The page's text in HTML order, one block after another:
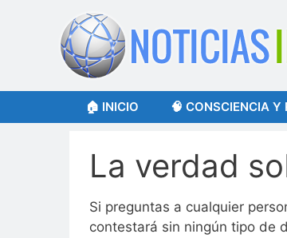
contenido
🏠 INICIO 🧠 CONSCIENCIA Y
La verdad
Si preguntas a cualquier
contestará sin ningún tipo de